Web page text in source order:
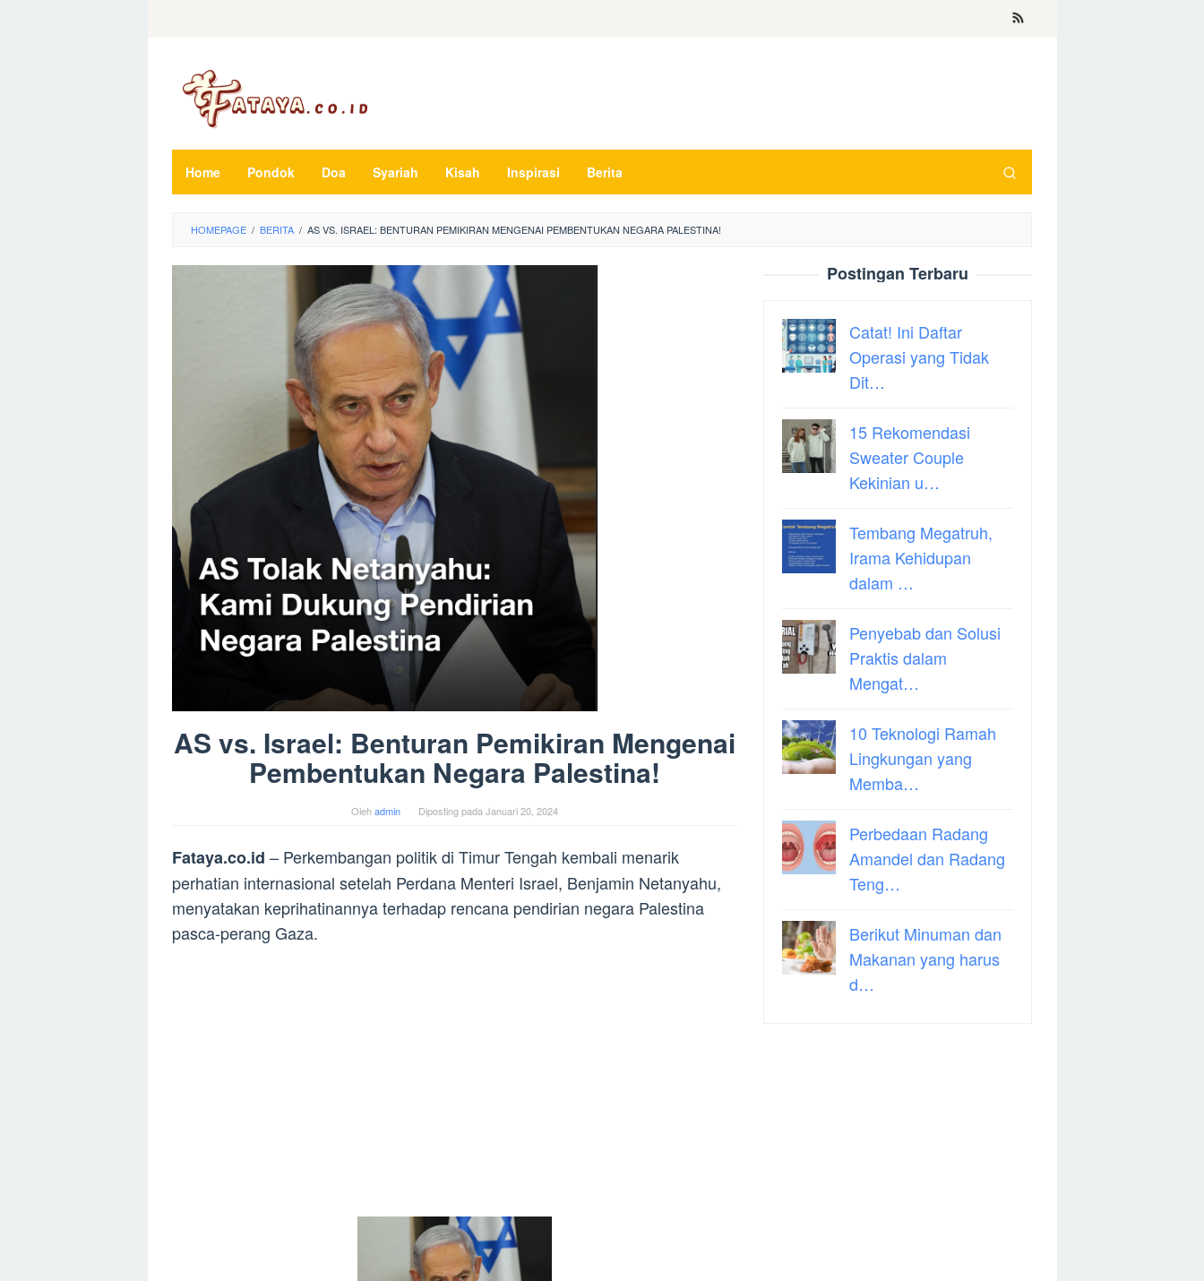
Home Pondok Doa Syariah Kisah Inspirasi Berita
HOMEPAGE / BERITA / AS VS. ISRAEL: BENTURAN PEMIKIRAN MENGENAI PEMBENTUKAN NEGARA PALESTINA!
AS vs. Israel: Benturan Pemikiran Mengenai
Pembentukan Negara Palestina!
Olehadmin Diposting pada Januari 20, 2024
Fataya.co.id – Perkembangan politik di Timur Tengah kembali menarik
perhatian internasional setelah Perdana Menteri Israel, Benjamin Netanyahu,
menyatakan keprihatinannya terhadap rencana pendirian negara Palestina
pasca-perang Gaza.
Postingan Terbaru
Catat! Ini Daftar
Operasi yang Tidak
Dit…
15 Rekomendasi
Sweater Couple
Kekinian u…
Tembang Megatruh,
Irama Kehidupan
dalam …
Penyebab dan Solusi
Praktis dalam
Mengat…
10 Teknologi Ramah
Lingkungan yang
Memba…
Perbedaan Radang
Amandel dan Radang
Teng…
Berikut Minuman dan
Makanan yang harus
d…